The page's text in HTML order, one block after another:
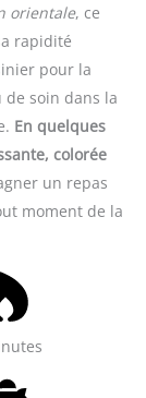
orientale, ce
rapidité
pour la
soin dans la
En quelques
colorée
un repas
moment de la